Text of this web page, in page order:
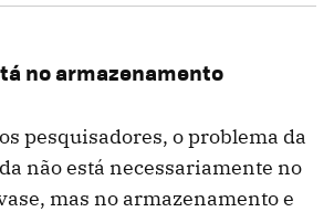
no armazenamento
pesquisadores, o problema da
não está necessariamente no
mas no armazenamento e